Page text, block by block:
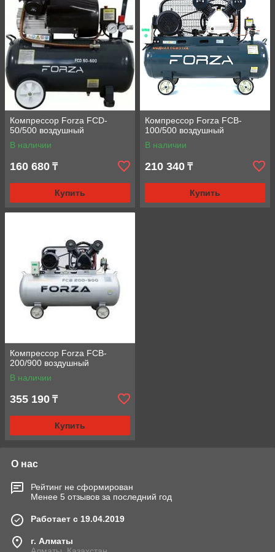
Компрессор Forza FCD-
50/500 воздушный
В наличии
160 680 ₸
Купить
Компрессор Forza FCB-
100/500 воздушный
В наличии
210 340 ₸
Купить
Компрессор Forza FCB-
200/900 воздушный
В наличии
355 190 ₸
Купить
О нас
Рейтинг не сформирован
Менее 5 отзывов за последний год
Работает с 19.04.2019
г. Алматы